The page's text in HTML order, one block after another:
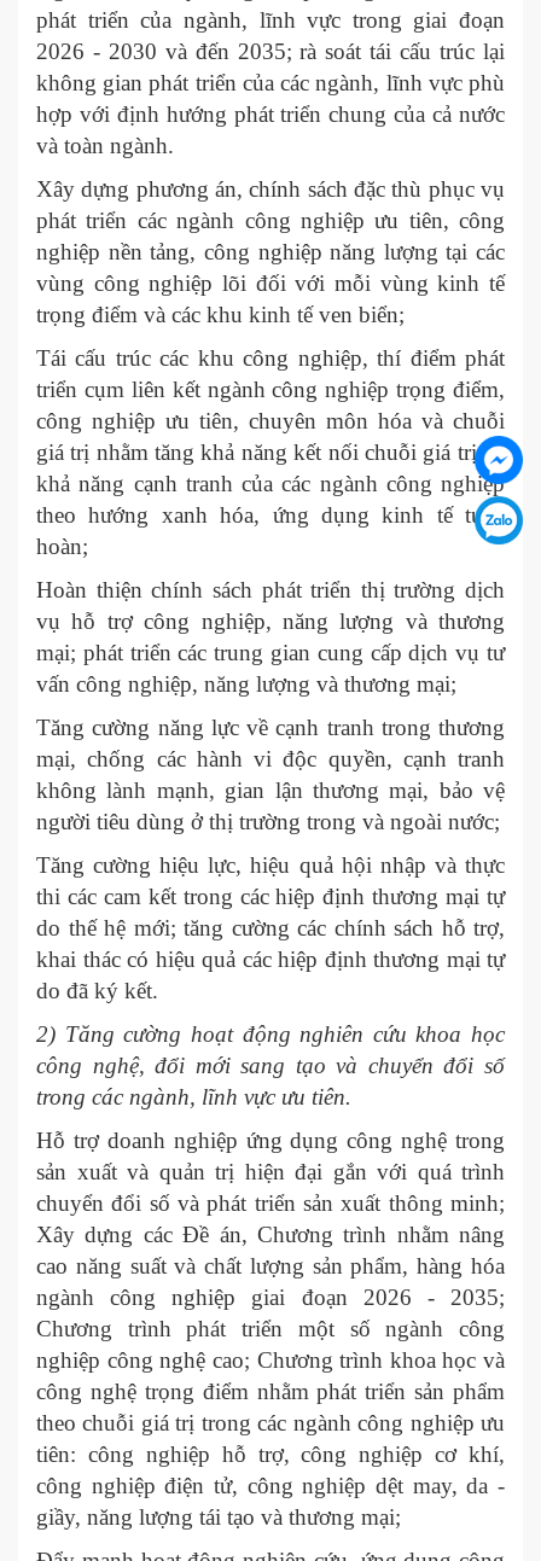
phát triển của ngành, lĩnh vực trong giai đoạn
2026 - 2030 và đến 2035; rà soát tái cấu trúc lại
không gian phát triển của các ngành, lĩnh vực phù
hợp với định hướng phát triển chung của cả nước
và toàn ngành.
Xây dựng phương án, chính sách đặc thù phục vụ
phát triển các ngành công nghiệp ưu tiên, công
nghiệp nền tảng, công nghiệp năng lượng tại các
vùng công nghiệp lõi đối với mỗi vùng kinh tế
trọng điểm và các khu kinh tế ven biển;
Tái cấu trúc các khu công nghiệp, thí điểm phát
triển cụm liên kết ngành công nghiệp trọng điểm,
công nghiệp ưu tiên, chuyên môn hóa và chuỗi
giá trị nhằm tăng khả năng kết nối chuỗi giá trị và
khả năng cạnh tranh của các ngành công nghiệp
theo hướng xanh hóa, ứng dụng kinh tế tuần
hoàn;
Hoàn thiện chính sách phát triển thị trường dịch
vụ hỗ trợ công nghiệp, năng lượng và thương
mại; phát triển các trung gian cung cấp dịch vụ tư
vấn công nghiệp, năng lượng và thương mại;
Tăng cường năng lực về cạnh tranh trong thương
mại, chống các hành vi độc quyền, cạnh tranh
không lành mạnh, gian lận thương mại, bảo vệ
người tiêu dùng ở thị trường trong và ngoài nước;
Tăng cường hiệu lực, hiệu quả hội nhập và thực
thi các cam kết trong các hiệp định thương mại tự
do thế hệ mới; tăng cường các chính sách hỗ trợ,
khai thác có hiệu quả các hiệp định thương mại tự
do đã ký kết.
2) Tăng cường hoạt động nghiên cứu khoa học
công nghệ, đổi mới sang tạo và chuyển đổi số
trong các ngành, lĩnh vực ưu tiên.
Hỗ trợ doanh nghiệp ứng dụng công nghệ trong
sản xuất và quản trị hiện đại gắn với quá trình
chuyển đổi số và phát triển sản xuất thông minh;
Xây dựng các Đề án, Chương trình nhằm nâng
cao năng suất và chất lượng sản phẩm, hàng hóa
ngành công nghiệp giai đoạn 2026 - 2035;
Chương trình phát triển một số ngành công
nghiệp công nghệ cao; Chương trình khoa học và
công nghệ trọng điểm nhằm phát triển sản phẩm
theo chuỗi giá trị trong các ngành công nghiệp ưu
tiên: công nghiệp hỗ trợ, công nghiệp cơ khí,
công nghiệp điện tử, công nghiệp dệt may, da -
giầy, năng lượng tái tạo và thương mại;